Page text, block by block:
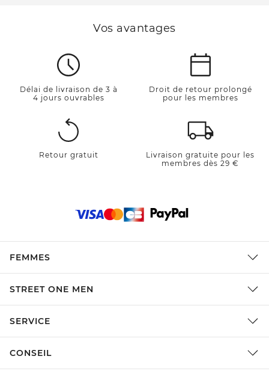
Vos avantages
Délai de livraison de 3 à
4 jours ouvrables
Droit de retour prolongé
pour les membres
Retour gratuit
Livraison gratuite pour les
membres dès 29 €
FEMMES
STREET ONE MEN
SERVICE
CONSEIL